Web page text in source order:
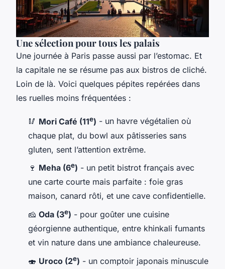
Une sélection pour tous les palais
Une journée à Paris passe aussi par l’estomac. Et
la capitale ne se résume pas aux bistros de cliché.
Loin de là. Voici quelques pépites repérées dans
les ruelles moins fréquentées :
🥢 Mori Café (11e) - un havre végétalien où
chaque plat, du bowl aux pâtisseries sans
gluten, sent l’attention extrême.
🍷 Meha (6e) - un petit bistrot français avec
une carte courte mais parfaite : foie gras
maison, canard rôti, et une cave confidentielle.
🧀 Oda (3e) - pour goûter une cuisine
géorgienne authentique, entre khinkali fumants
et vin nature dans une ambiance chaleureuse.
🍣 Uroco (2e) - un comptoir japonais minuscule